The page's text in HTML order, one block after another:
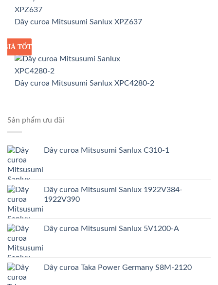
Dây curoa Mitsusumi Sanlux XPZ637
GIÁ SỈ
GIÁ TỐT
Dây curoa Mitsusumi Sanlux XPC4280-2
Sản phẩm ưu đãi
Dây curoa Mitsusumi Sanlux C310-1
Dây curoa Mitsusumi Sanlux 1922V384-
1922V390
Dây curoa Mitsusumi Sanlux 5V1200-A
Dây curoa Taka Power Germany S8M-2120